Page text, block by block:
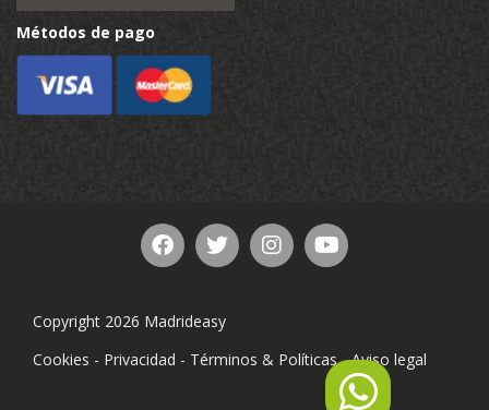
Métodos de pago
Copyright 2026 Madrideasy
Cookies - Privacidad - Términos & Políticas-Aviso legal